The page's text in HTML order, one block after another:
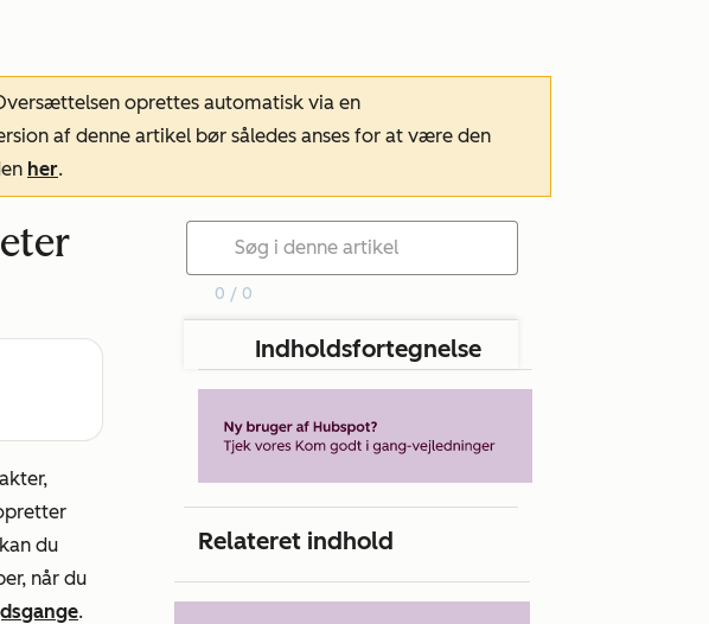
oprettes automatisk via en
af denne artikel bør således anses for at være den
her.
du
når du
.
0 / 0
Indholdsfortegnelse
Relateret indhold